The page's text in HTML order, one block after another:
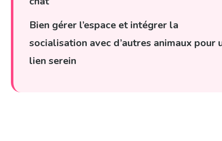
Bien gérer l’espace et intégrer la
socialisation avec d’autres animaux pour
lien serein